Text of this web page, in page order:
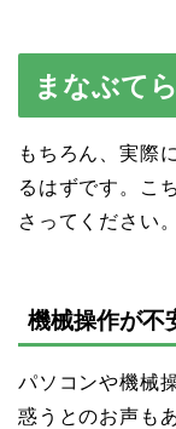
まなぶて
もちろん、実際
るはずです。こ
さってください。
機械操作が不
パソコンや機械
惑うとのお声も